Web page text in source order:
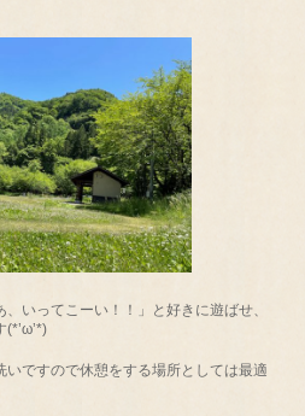
いってこーい！！」と好きに遊ばせ、
ですので休憩をする場所としては最適